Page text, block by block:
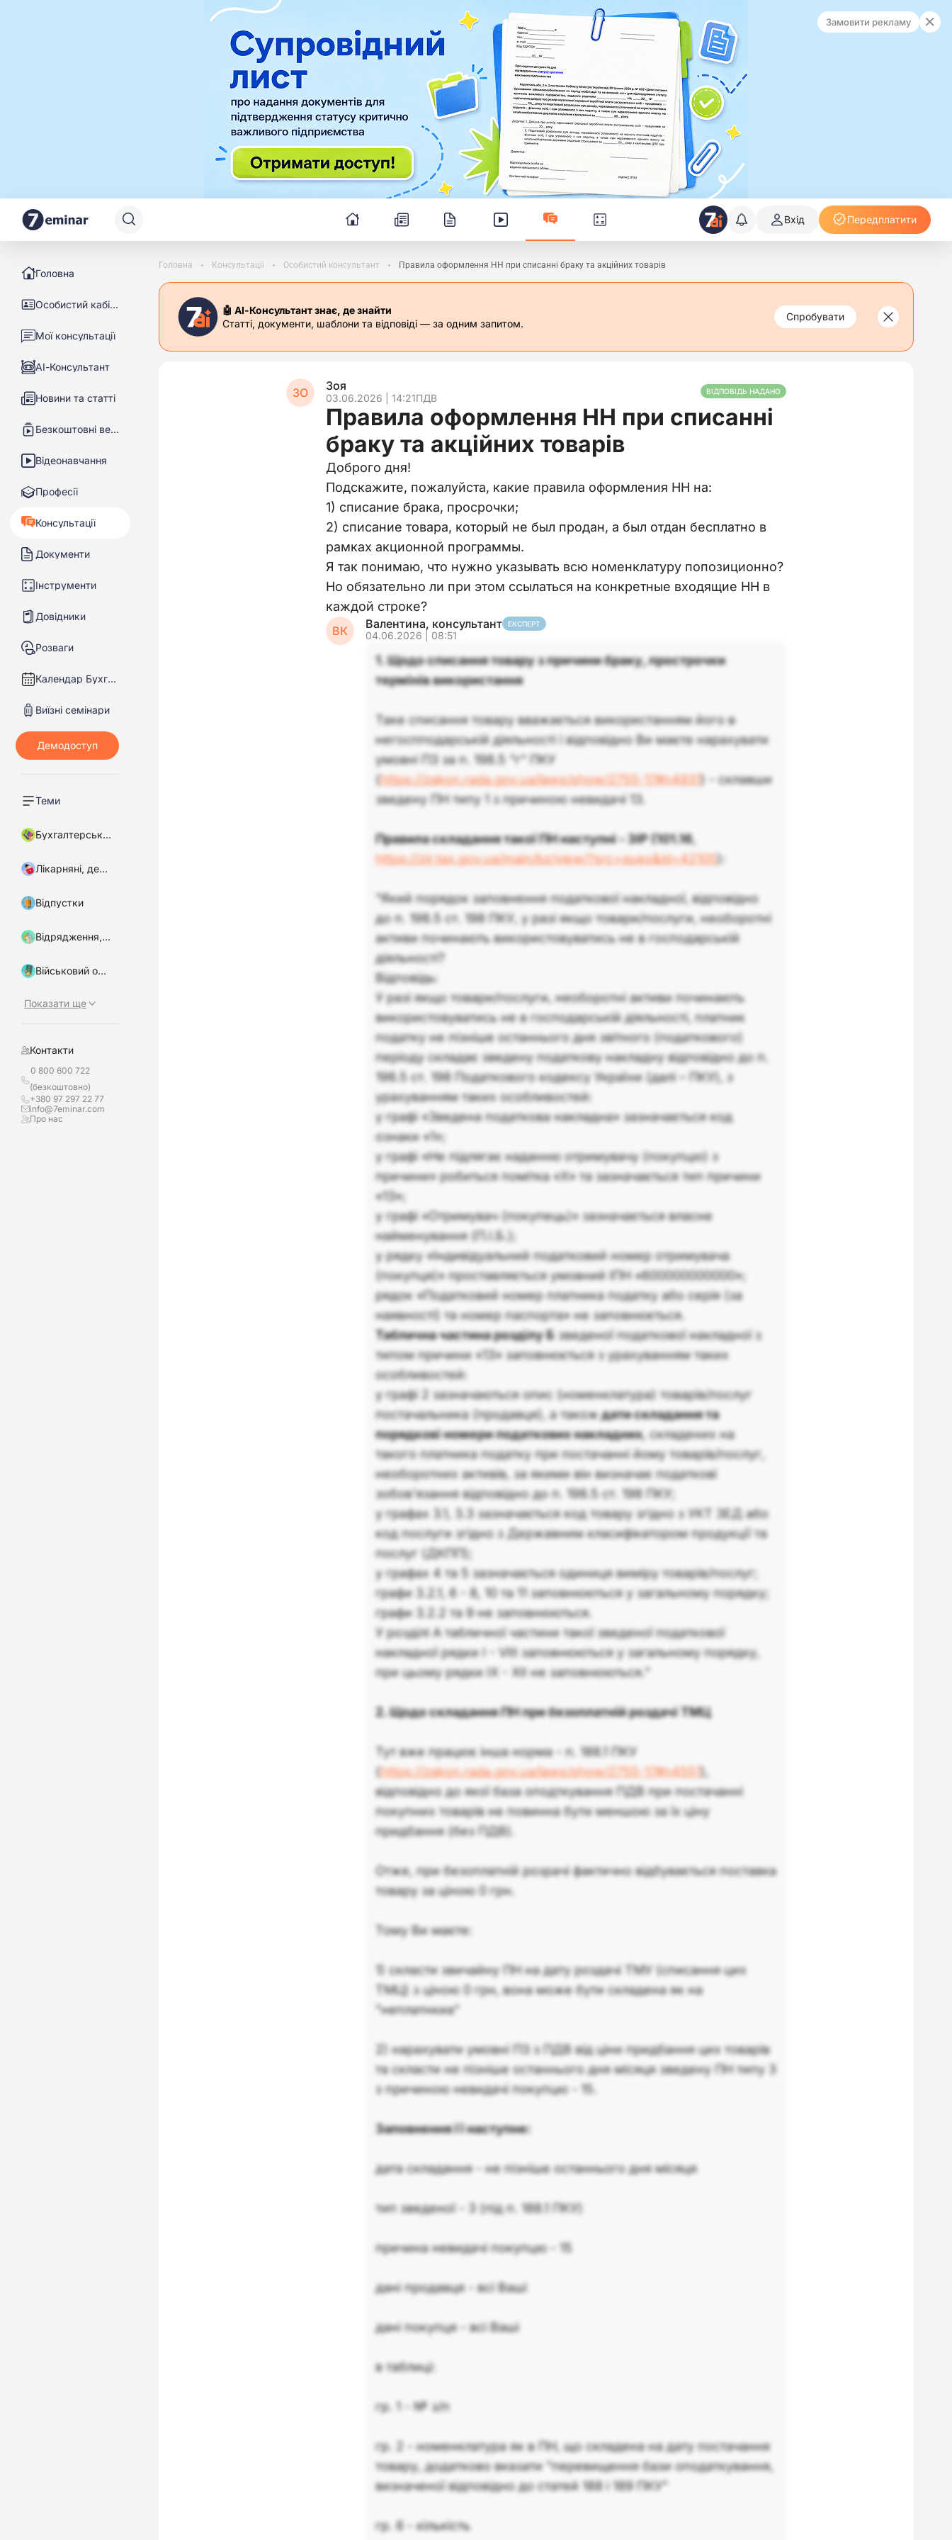
Замовити рекламу
Вхід Передплатити
Головна
Особистий кабінет
Мої консультації
АІ-Консультант
Новини та статті
Безкоштовні вебінари
Відеонавчання
Професії
Консультації
Документи
Інструменти
Довідники
Розваги
Календар Бухгалтера
Виїзні семінари
Теми
Бухгалтерський облік
Лікарняні, декретні
Відпустки
Відрядження, підзвітні кошти
Військовий облік, бронювання
Показати ще
Контакти
0 800 600 722
(безкоштовно)
+380 97 297 22 77
info@7eminar.com
Про нас
Головна Консультації Особистий консультант Правила оформлення НН при списанні браку та акційних товарів
🤖 АІ-Консультант знає, де знайти
Статті, документи, шаблони та відповіді — за одним запитом.
Спробувати
ЗО Зоя
03.06.2026 | 14:21ПДВ
ВІДПОВІДЬ НАДАНО
Правила оформлення НН при списанні
браку та акційних товарів
Доброго дня!
Подскажите, пожалуйста, какие правила оформления НН на:
1) списание брака, просрочки;
2) списание товара, который не был продан, а был отдан бесплатно в
рамках акционной программы.
Я так понимаю, что нужно указывать всю номенклатуру попозиционно?
Но обязательно ли при этом ссылаться на конкретные входящие НН в
каждой строке?
ВК Валентина, консультант ЕКСПЕРТ
04.06.2026 | 08:51
1. Щодо списання товару з причини браку, прострочки
термінів використання
Таке списання товару вважається використанням його в
негоспподарській діяльності і відповідно Ви маєте нарахувати
умовні ПЗ за п. 198.5 "г" ПКУ
(https://zakon.rada.gov.ua/laws/show/2755-17#n4931 ) - склавши
зведену ПН типу 1 з причиною невидачі 13.
Правила складання такої ПН наступні - ЗІР (101.16,
https://zir.tax.gov.ua/main/bz/view/?src=ques&id=42105):
"Який порядок заповнення податкової накладної, відповідно
до п. 198.5 ст. 198 ПКУ, у разі якщо товари/послуги, необоротні
активи починають використовуватись не в господарській
діяльності?
Відповідь:
У разі якщо товари/послуги, необоротні активи починають
використовуватись не в господарській діяльності, платник
податку не пізніше останнього дня звітного (податкового)
періоду складає зведену податкову накладну відповідно до п.
198.5 ст. 198 Податкового кодексу України (далі – ПКУ), з
урахуванням таких особливостей:
у графі «Зведена податкова накладна» зазначається код
ознаки «1»;
у графі «Не підлягає наданню отримувачу (покупцю) з
причини» робиться помітка «X» та зазначається тип причини
«13»;
у графі «Отримувач (покупець)» зазначається власне
найменування (П.І.Б.);
у рядку «Індивідуальний податковий номер отримувача
(покупця)» проставляється умовний ІПН «600000000000»;
рядок «Податковий номер платника податку або серія (за
наявності) та номер паспорта» не заповнюється.
Таблична частина розділу Бзведеної податкової накладної з
типом причини «13» заповнюється з урахуванням таких
особливостей:
у графі 2 зазначаються опис (номенклатура) товарів/послуг
постачальника (продавця), а такождати складання та
порядкові номери податкових накладних, складених на
такого платника податку при постачанні йому товарів/послуг,
необоротних активів, за якими він визначає податкові
зобов’язання відповідно до п. 198.5 ст. 198 ПКУ;
у графах 3.1, 3.3 зазначається код товару згідно з УКТ ЗЕД або
код послуги згідно з Державним класифікатором продукції та
послуг (ДКПП);
у графах 4 та 5 зазначається одиниця виміру товарів/послуг;
графи 3.2.1, 6 - 8, 10 та 11 заповнюються у загальному порядку;
графи 3.2.2 та 9 не заповнюються.
У розділі А табличної частини такої зведеної податкової
накладної рядки I - VІІІ заповнюються у загальному порядку,
при цьому рядки IX - XIІ не заповнюються."
2. Щодо складання ПН при безоплатній роздачі ТМЦ
Тут вже працює інша норма - п. 188.1 ПКУ
(https://zakon.rada.gov.ua/laws/show/2755-17#n4551 ),
відповідно до якої база оподткування ПДВ при постачанні
покупних товарів не повинна бути меншою за їх ціну
придбання (без ПДВ).
Отже, при безоплатній розрачі фактично відбувається поставка
товару за ціною 0 грн.
Тому Ви маєте:
1) скласти звичайну ПН на дату роздачі ТМУ (списання цих
ТМЦ) з ціною 0 грн, вона може бути складена як на
"неплатнкиа"
2) нарахувати умовні ПЗ з ПДВ від ціни придбання цих товарів
та скласти не пізніше останнього дня місяця зведену ПН типу 3
з причиною невидачі покупцю - 15.
Заповнення її наступне:
дата складання - не пізніше останнього дня місяця
тип зведеної - 3 (під п. 188.1 ПКУ)
причина невидачі покупцю - 15
дані продавця - всі Ваші
дані покупця - всі Ваші
в таблиці:
гр. 1 - № з/п
гр. 2 - номенклатура як в ПН, що складена на дату постачання
товару, додатково вказати "перевищення бази оподаткування,
визначеної відповідно до статей 188 і 189 ПКУ"
гр. 6 - кількість